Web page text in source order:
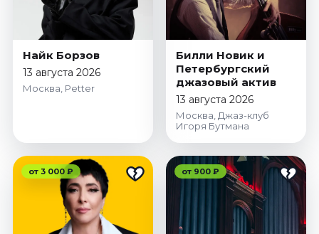
Найк Борзов
13 августа 2026
Москва, Petter
Билли Новик и
Петербургский
джазовый актив
13 августа 2026
Москва, Джаз-клуб
Игоря Бутмана
от 3 000 ₽ от 900 ₽